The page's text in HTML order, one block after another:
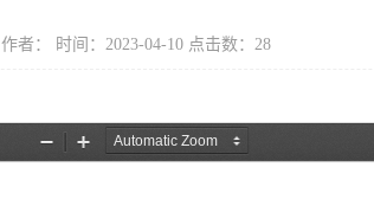
作者： 时间：2023-04-10 点击数： 28